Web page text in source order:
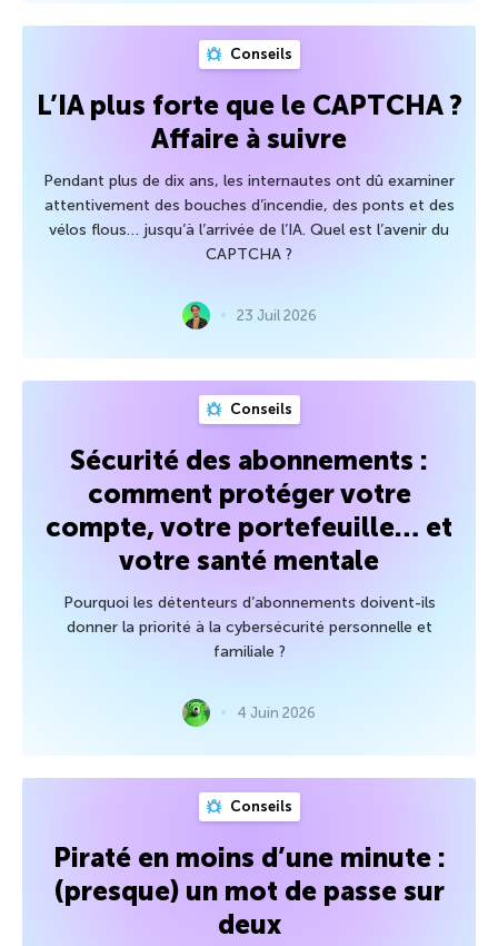
Conseils
L’IA plus forte que le CAPTCHA ?
Affaire à suivre
Pendant plus de dix ans, les internautes ont dû examiner
attentivement des bouches d’incendie, des ponts et des
vélos flous… jusqu’à l’arrivée de l’IA. Quel est l’avenir du
CAPTCHA ?
23 Juil 2026
Conseils
Sécurité des abonnements :
comment protéger votre
compte, votre portefeuille… et
votre santé mentale
Pourquoi les détenteurs d’abonnements doivent-ils
donner la priorité à la cybersécurité personnelle et
familiale ?
4 Juin 2026
Conseils
Piraté en moins d’une minute :
(presque) un mot de passe sur
deux